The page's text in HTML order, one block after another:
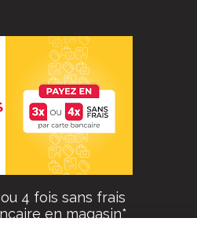
4 fois sans frais
en magasin*